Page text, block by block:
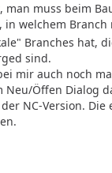
man muss beim
in welchem Branch
Branches hat,
sind.
mir auch noch
Neu/Öffen Dialog
NC-Version. Die